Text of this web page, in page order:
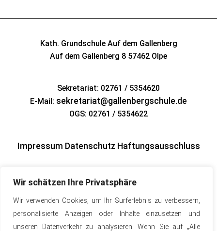
Wir schätzen Ihre Privatsphäre
Wir verwenden Cookies, um Ihr Surferlebnis zu verbessern,
personalisierte Anzeigen oder Inhalte einzusetzen und
unseren Datenverkehr zu analysieren. Wenn Sie auf „Alle
Kath. Grundschule Auf dem Gallenberg
Auf dem Gallenberg 8 57462 Olpe
Sekretariat: 02761 / 5354620
E-Mail: sekretariat@gallenbergschule.de
OGS: 02761 / 5354622
Impressum Datenschutz Haftungsausschluss